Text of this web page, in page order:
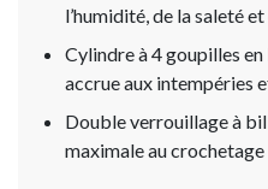
l’humidité, de la saleté
Cylindre à 4 goupilles
accrue aux intempéries
Double verrouillage à
maximale au crochetage